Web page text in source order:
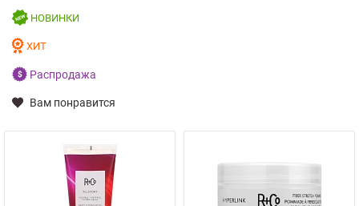
НОВИНКИ
ХИТ
Распродажа
Вам понравится